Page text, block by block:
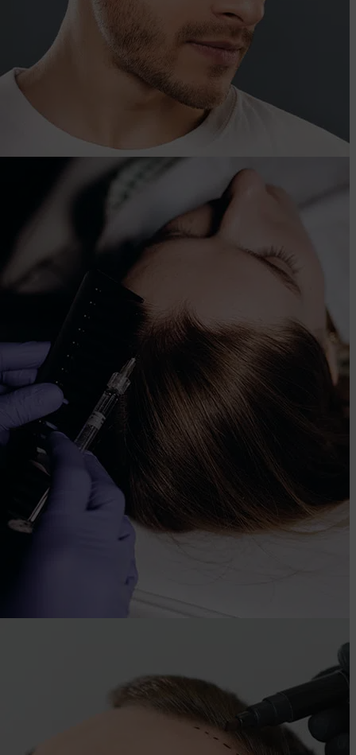
PRP capilar
Renueva tu cabello con tu propio plasma, mejora la
densidad y frena la caída capilar de forma natural.
Tratamiento capilar regenerativo con exosomas que
fortalece el cabello debilitado.
Saber más